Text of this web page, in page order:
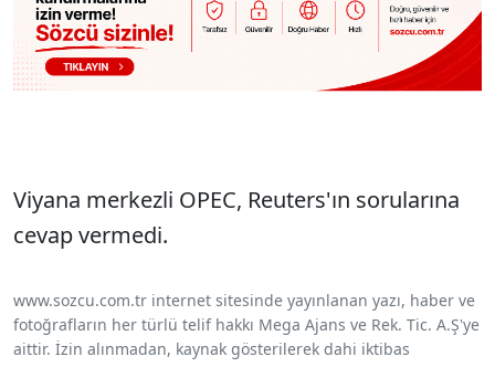
Viyana merkezli OPEC, Reuters'ın sorularına
cevap vermedi.
www.sozcu.com.tr internet sitesinde yayınlanan yazı, haber ve
fotoğrafların her türlü telif hakkı Mega Ajans ve Rek. Tic. A.Ş'ye
aittir. İzin alınmadan, kaynak gösterilerek dahi iktibas